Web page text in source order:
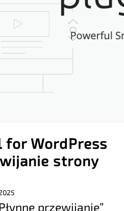
for WordPress
strony
przewijanie”